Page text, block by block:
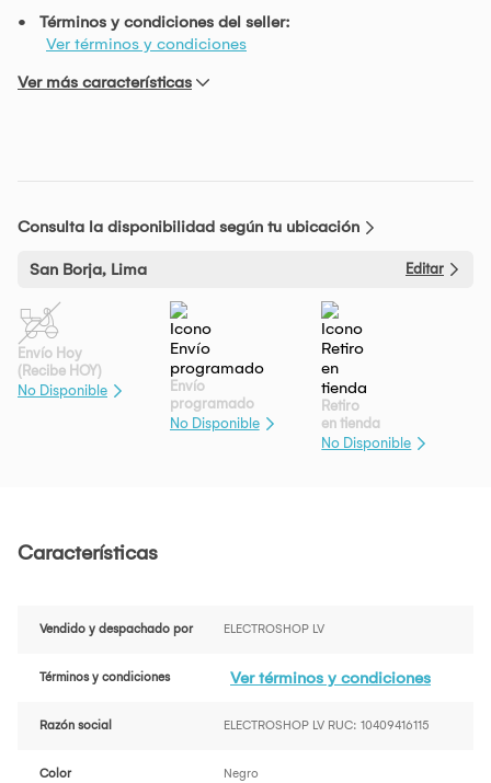
Términos y condiciones del seller:
Ver términos y condiciones
Ver más características
Consulta la disponibilidad según tu ubicación
San Borja, Lima Editar
Envío Hoy
(Recibe HOY)
No Disponible
Envío
programado
No Disponible
Retiro
en tienda
No Disponible
Características
Vendido y despachado por ELECTROSHOP LV
Términos y condiciones Ver términos y condiciones
Razón social ELECTROSHOP LV RUC: 10409416115
Color Negro